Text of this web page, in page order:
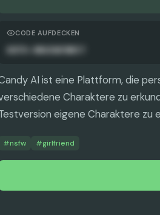
CODE AUFDECKEN
AI ist eine Plattform, die
Charaktere zu
eigene Charaktere zu
#nsfw #girlfriend